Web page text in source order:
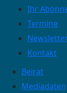
Ihr
Termine
Kontakt
Beirat
Mediadaten